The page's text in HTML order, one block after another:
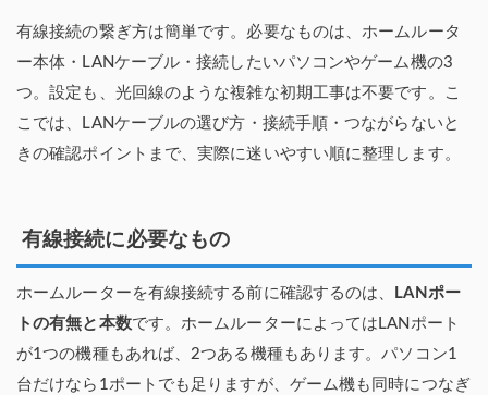
有線接続の繋ぎ方は簡単です。必要なものは、ホームルータ
ー本体・LANケーブル・接続したいパソコンやゲーム機の3
つ。設定も、光回線のような複雑な初期工事は不要です。こ
こでは、LANケーブルの選び方・接続手順・つながらないと
きの確認ポイントまで、実際に迷いやすい順に整理します。
有線接続に必要なもの
ホームルーターを有線接続する前に確認するのは、
LANポー
トの有無と本数です。ホームルーターによってはLANポート
が1つの機種もあれば、2つある機種もあります。パソコン1
台だけなら1ポートでも足りますが、ゲーム機も同時につなぎ